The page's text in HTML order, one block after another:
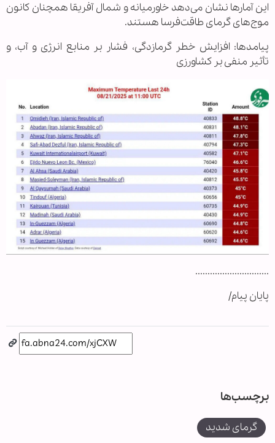
این آمارها نشان می‌دهد خاورمیانه و شمال آفریقا همچنان کانون
موج‌های گرمای طاقت‌فرسا هستند.
پیامدها: افزایش خطر گرمازدگی، فشار بر منابع انرژی و آب، و
تأثیر منفی بر کشاورزی
..............................
پایان پیام/
برچسب‌ها
گرمای شدید